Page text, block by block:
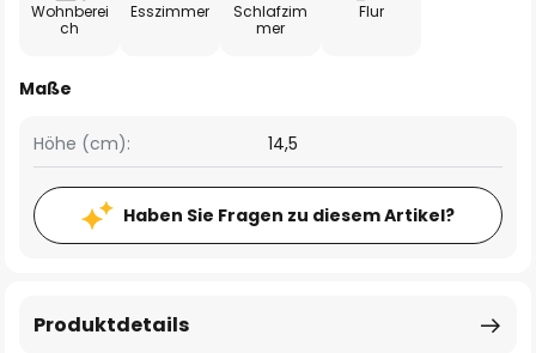
Wohnberei
ch
Esszimmer
Schlafzim
mer
Flur
Maße
Höhe (cm): 14,5
Haben Sie Fragen zu diesem Artikel?
Produktdetails